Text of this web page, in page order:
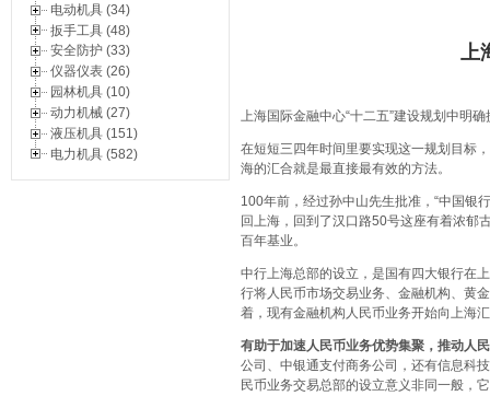
电动机具 (34)
扳手工具 (48)
安全防护 (33)
仪器仪表 (26)
园林机具 (10)
动力机械 (27)
液压机具 (151)
电力机具 (582)
上
上海国际金融中心“十二五”建设规划中明
在短短三四年时间里要实现这一规划目标
海的汇合就是最直接最有效的方法。
100年前，经过孙中山先生批准，“中国银
回上海，回到了汉口路50号这座有着浓郁
百年基业。
中行上海总部的设立，是国有四大银行在
行将人民币市场交易业务、金融机构、黄
着，现有金融机构人民币业务开始向上海
有助于加速人民币业务优势集聚，推动人
公司、中银通支付商务公司，还有信息科
民币业务交易总部的设立意义非同一般，